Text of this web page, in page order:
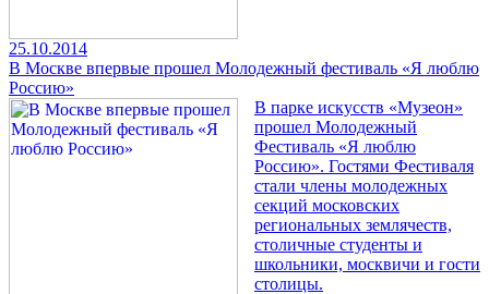
25.10.2014
В Москве впервые прошел Молодежный фестиваль «Я люблю
Россию»
В парке искусств «Музеон»
прошел Молодежный
Фестиваль «Я люблю
Россию». Гостями Фестиваля
стали члены молодежных
секций московских
региональных землячеств,
столичные студенты и
школьники, москвичи и гости
столицы.